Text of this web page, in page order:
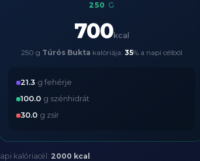
250 G
700kcal
250 g Túrós Bukta kalóriája: 35% a napi célból
21.3 g fehérje
100.0 g szénhidrát
30.0 g zsír
kalóriacél: 2000 kcal .